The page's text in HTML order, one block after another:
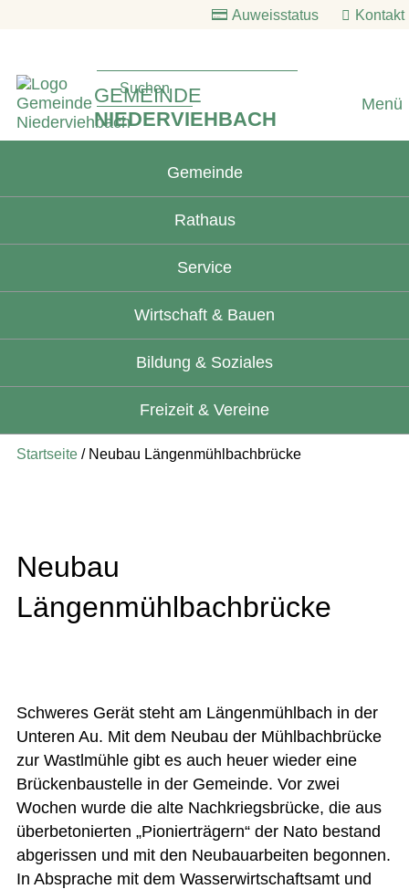
Menü
Auweisstatus Kontakt
GEMEINDE
NIEDERVIEHBACH
Gemeinde
Rathaus
Service
Wirtschaft & Bauen
Bildung & Soziales
Freizeit & Vereine
Startseite/ Neubau Längenmühlbachbrücke
Neubau
Längenmühlbachbrücke
Schweres Gerät steht am Längenmühlbach in der
Unteren Au. Mit dem Neubau der Mühlbachbrücke
zur Wastlmühle gibt es auch heuer wieder eine
Brückenbaustelle in der Gemeinde. Vor zwei
Wochen wurde die alte Nachkriegsbrücke, die aus
überbetonierten „Pionierträgern“ der Nato bestand
abgerissen und mit den Neubauarbeiten begonnen.
In Absprache mit dem Wasserwirtschaftsamt und